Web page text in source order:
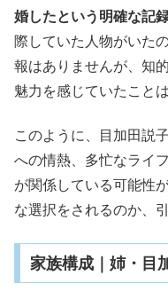
婚したという明確な記
際していた人物がいた
報はありませんが、知
魅力を感じていたこと
このように、目加田説
への情熱、多忙なライ
が関係している可能性
な選択をされるのか、
家族構成｜姉・目